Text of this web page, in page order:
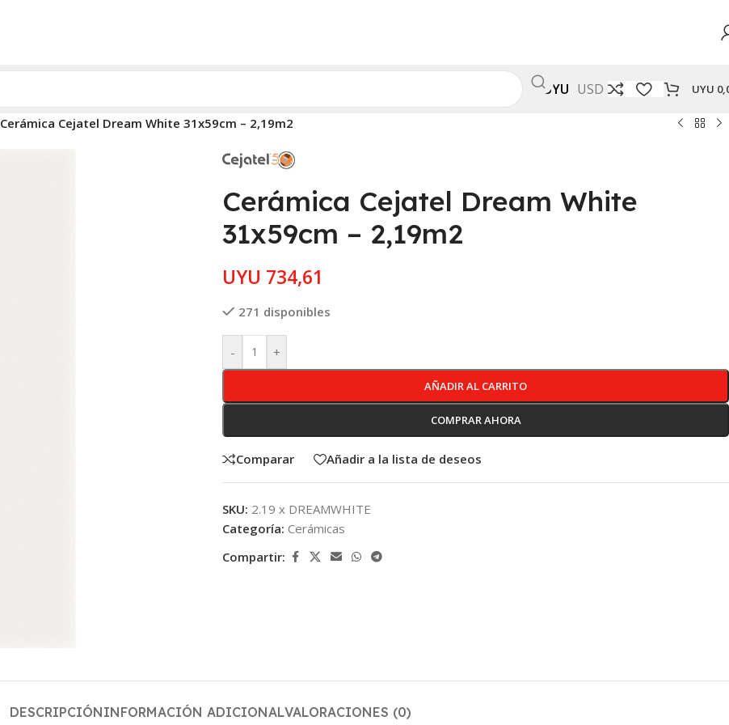
UYU USD UYU
Cerámica Cejatel Dream White 31x59cm – 2,19m2
Cerámica Cejatel Dream White
31x59cm – 2,19m2
UYU 734,61
271 disponibles
- +
AÑADIR AL CARRITO
COMPRAR AHORA
Comparar Añadir a la lista de deseos
SKU: 2.19 x DREAMWHITE
Categoría: Cerámicas
Compartir:
DESCRIPCIÓNINFORMACIÓN ADICIONALVALORACIONES (0)